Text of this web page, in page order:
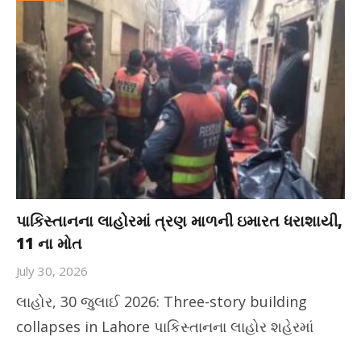
પાકિસ્તાનના લાહોરમાં ત્રણ માળની ઇમારત ધરાશાયી,
11 ના મોત
July 30, 2026
લાહોર, 30 જુલાઈ 2026: Three-story building
collapses in Lahore પાકિસ્તાનના લાહોર શહેરમાં